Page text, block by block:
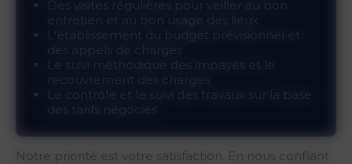
Notre priorité est votre satisfaction. En nous confiant